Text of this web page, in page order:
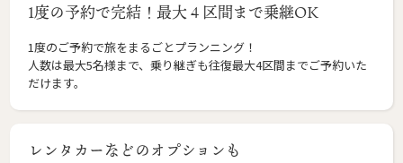
1度の予約で完結！最大４区間まで乗継OK
1度のご予約で旅をまるごとプランニング！
人数は最大5名様まで、乗り継ぎも往復最大4区間までご予約いた
だけます。
レンタカーなどのオプションも